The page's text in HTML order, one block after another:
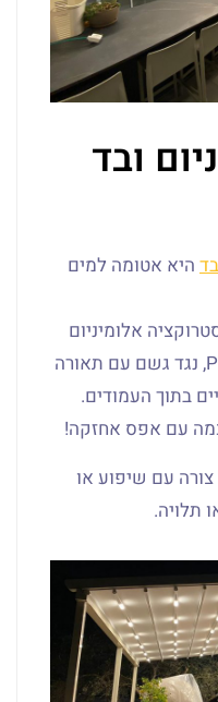
ובד
היא אטומה למים
אלומיניום
והכיסוי שלה הוא מיריעות PVC, נגד גשם עם תאורה
בתוך העמודים.
עם אפס אחזקה!
עם שיפוע או
תלויה.